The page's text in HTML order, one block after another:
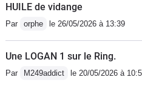
HUILE de vidange
Par orphe le 26/05/2026 à 13:39
Une LOGAN 1 sur le Ring.
Par M249addict le 20/05/2026 à